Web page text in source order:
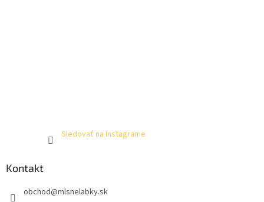
Sledovať na Instagrame
Kontakt
obchod@mlsnelabky.sk